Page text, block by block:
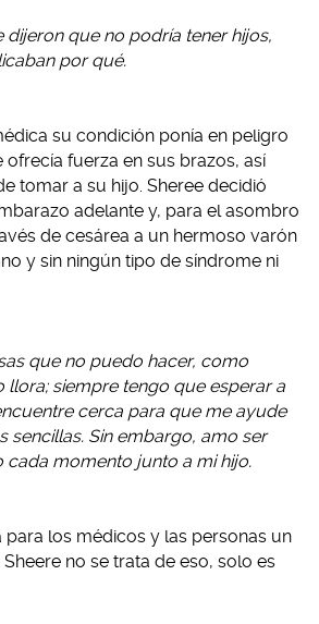
dijeron que no podría tener hijos,
por qué.
su condición ponía en peligro
ofrecía fuerza en sus brazos, así
tomar a su hijo. Sheree decidió
adelante y, para el asombro
de cesárea a un hermoso varón
y sin ningún tipo de síndrome ni
que no puedo hacer, como
llora; siempre tengo que esperar a
cerca para que me ayude
sencillas. Sin embargo, amo ser
cada momento junto a mi hijo.
para los médicos y las personas un
no se trata de eso, solo es